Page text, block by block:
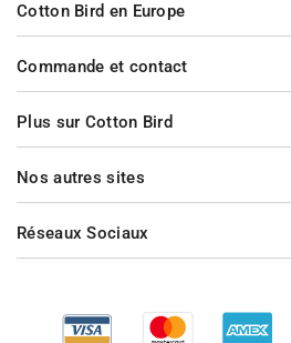
Commande et contact
Plus sur Cotton Bird
Cotton Bird en Europe
Nos autres sites
Réseaux Sociaux